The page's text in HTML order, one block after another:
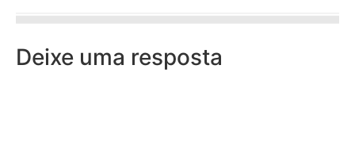
Deixe uma resposta